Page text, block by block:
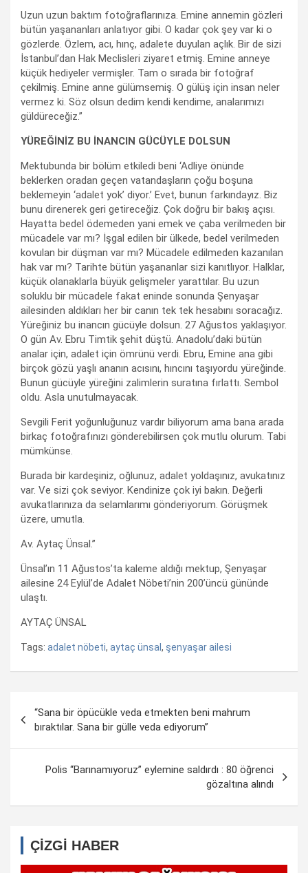
Uzun uzun baktım fotoğraflarınıza. Emine annemin gözleri
bütün yaşananları anlatıyor gibi. O kadar çok şey var ki o
gözlerde. Özlem, acı, hınç, adalete duyulan açlık. Bir de sizi
İstanbul’dan Hak Meclisleri ziyaret etmiş. Emine anneye
küçük hediyeler vermişler. Tam o sırada bir fotoğraf
çekilmiş. Emine anne gülümsemiş. O gülüş için insan neler
vermez ki. Söz olsun dedim kendi kendime, analarımızı
güldüreceğiz.”
YÜREĞİNİZ BU İNANCIN GÜCÜYLE DOLSUN
Mektubunda bir bölüm etkiledi beni ‘Adliye önünde
beklerken oradan geçen vatandaşların çoğu boşuna
beklemeyin ‘adalet yok’ diyor.’ Evet, bunun farkındayız. Biz
bunu direnerek geri getireceğiz. Çok doğru bir bakış açısı.
Hayatta bedel ödemeden yani emek ve çaba verilmeden bir
mücadele var mı? İşgal edilen bir ülkede, bedel verilmeden
kovulan bir düşman var mı? Mücadele edilmeden kazanılan
hak var mı? Tarihte bütün yaşananlar sizi kanıtlıyor. Halklar,
küçük olanaklarla büyük gelişmeler yarattılar. Bu uzun
soluklu bir mücadele fakat eninde sonunda Şenyaşar
ailesinden aldıkları her bir canın tek tek hesabını soracağız.
Yüreğiniz bu inancın gücüyle dolsun. 27 Ağustos yaklaşıyor.
O gün Av. Ebru Timtik şehit düştü. Anadolu’daki bütün
analar için, adalet için ömrünü verdi. Ebru, Emine ana gibi
birçok gözü yaşlı ananın acısını, hıncını taşıyordu yüreğinde.
Bunun gücüyle yüreğini zalimlerin suratına fırlattı. Sembol
oldu. Asla unutulmayacak.
Sevgili Ferit yoğunluğunuz vardır biliyorum ama bana arada
birkaç fotoğrafınızı gönderebilirsen çok mutlu olurum. Tabi
mümkünse.
Burada bir kardeşiniz, oğlunuz, adalet yoldaşınız, avukatınız
var. Ve sizi çok seviyor. Kendinize çok iyi bakın. Değerli
avukatlarınıza da selamlarımı gönderiyorum. Görüşmek
üzere, umutla.
Av. Aytaç Ünsal.”
Ünsal’ın 11 Ağustos’ta kaleme aldığı mektup, Şenyaşar
ailesine 24 Eylül’de Adalet Nöbeti’nin 200’üncü gününde
ulaştı.
AYTAÇ ÜNSAL
Tags: adalet nöbeti, aytaç ünsal , şenyaşar ailesi
dolaşımı
“Sana bir öpücükle veda etmekten beni mahrum
bıraktılar. Sana bir gülle veda ediyorum”
Polis “Barınamıyoruz” eylemine saldırdı : 80 öğrenci
gözaltına alındı
ÇİZGİ HABER